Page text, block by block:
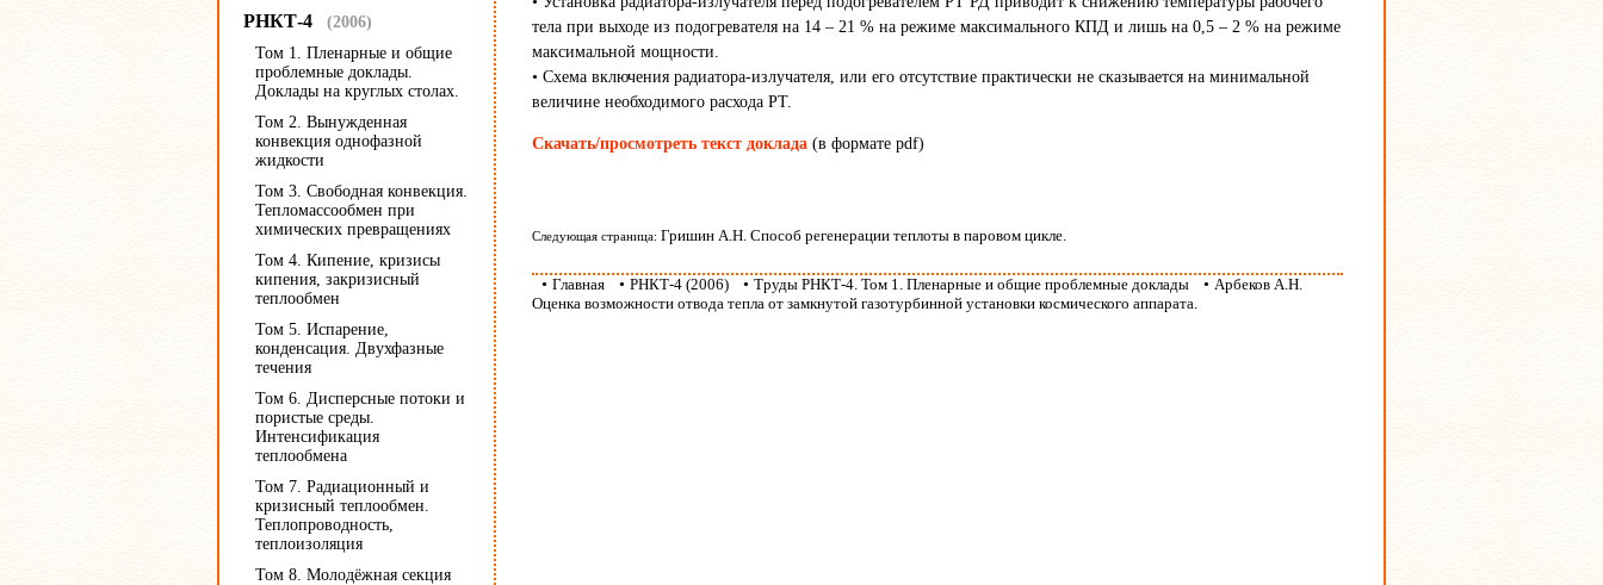
РНКТ-4 (2006)
Том 1. Пленарные и общие
проблемные доклады.
Доклады на круглых столах.
Том 2. Вынужденная
конвекция однофазной
жидкости
Том 3. Свободная конвекция.
Тепломассообмен при
химических превращениях
Том 4. Кипение, кризисы
кипения, закризисный
теплообмен
Том 5. Испарение,
конденсация. Двухфазные
течения
Том 6. Дисперсные потоки и
пористые среды.
Интенсификация
теплообмена
Том 7. Радиационный и
кризисный теплообмен.
Теплопроводность,
теплоизоляция
Том 8. Молодёжная секция
тела при выходе из подогревателя на 14 – 21 % на режиме максимального КПД и лишь на 0,5 – 2 % на режиме
максимальной мощности.
• Схема включения радиатора-излучателя, или его отсутствие практически не сказывается на минимальной
величине необходимого расхода РТ.
Скачать/просмотреть текст доклада (в формате pdf)
Следующая страница: Гришин А.Н. Способ регенерации теплоты в паровом цикле.
• Главная • РНКТ-4 (2006) • Труды РНКТ-4. Том 1. Пленарные и общие проблемные доклады • Арбеков А.Н.
Оценка возможности отвода тепла от замкнутой газотурбинной установки космического аппарата.